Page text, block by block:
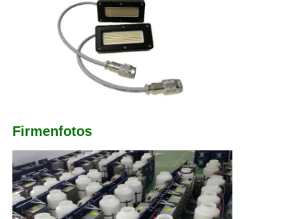
Firmenfotos